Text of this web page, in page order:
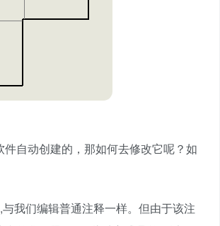
自动创建的，那如何去修改它呢？如
我们编辑普通注释一样。但由于该注